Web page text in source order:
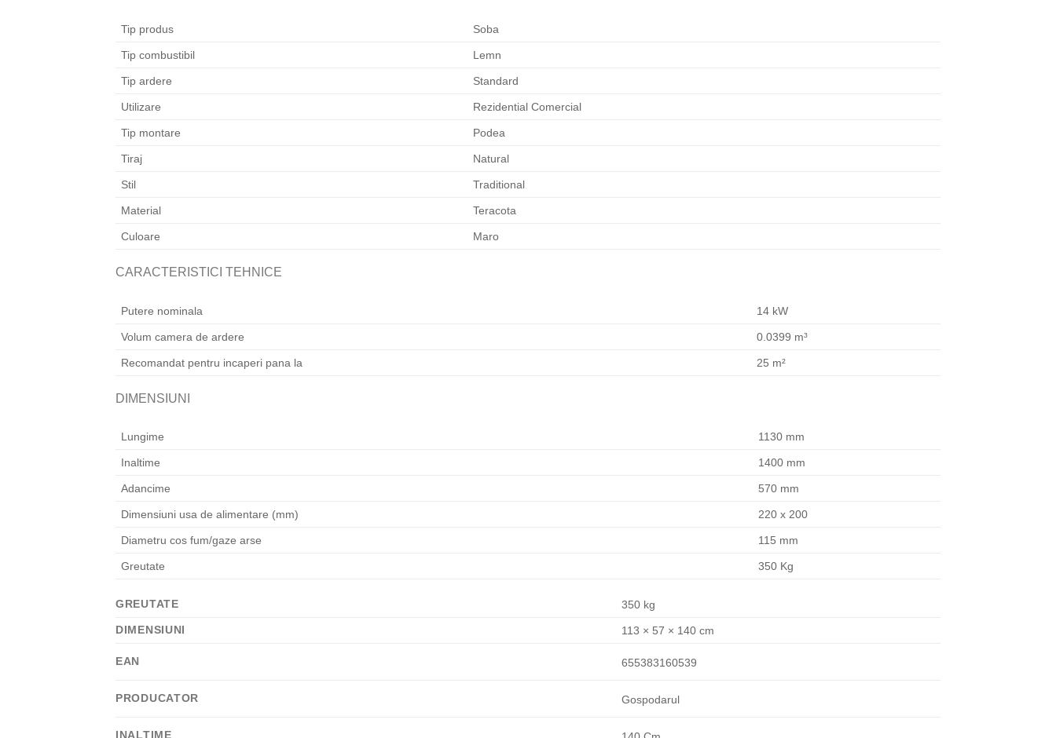
Tip produs Soba
Tip combustibil Lemn
Tip ardere Standard
Utilizare Rezidential Comercial
Tip montare Podea
Tiraj Natural
Stil Traditional
Material Teracota
Culoare Maro
CARACTERISTICI TEHNICE
Putere nominala 14 kW
Volum camera de ardere 0.0399 m³
Recomandat pentru incaperi pana la 25 m²
DIMENSIUNI
Lungime 1130 mm
Inaltime 1400 mm
Adancime 570 mm
Dimensiuni usa de alimentare (mm) 220 x 200
Diametru cos fum/gaze arse 115 mm
Greutate 350 Kg
GREUTATE
350 kg
DIMENSIUNI
113 × 57 × 140 cm
EAN 655383160539
PRODUCATOR Gospodarul
INALTIME